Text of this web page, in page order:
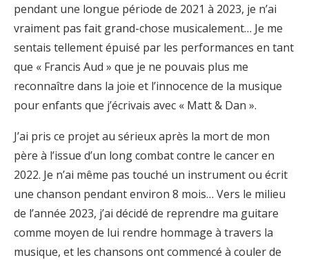
pendant une longue période de 2021 à 2023, je n’ai
vraiment pas fait grand-chose musicalement… Je me
sentais tellement épuisé par les performances en tant
que « Francis Aud » que je ne pouvais plus me
reconnaître dans la joie et l’innocence de la musique
pour enfants que j’écrivais avec « Matt & Dan ».
J’ai pris ce projet au sérieux après la mort de mon
père à l’issue d’un long combat contre le cancer en
2022. Je n’ai même pas touché un instrument ou écrit
une chanson pendant environ 8 mois… Vers le milieu
de l’année 2023, j’ai décidé de reprendre ma guitare
comme moyen de lui rendre hommage à travers la
musique, et les chansons ont commencé à couler de